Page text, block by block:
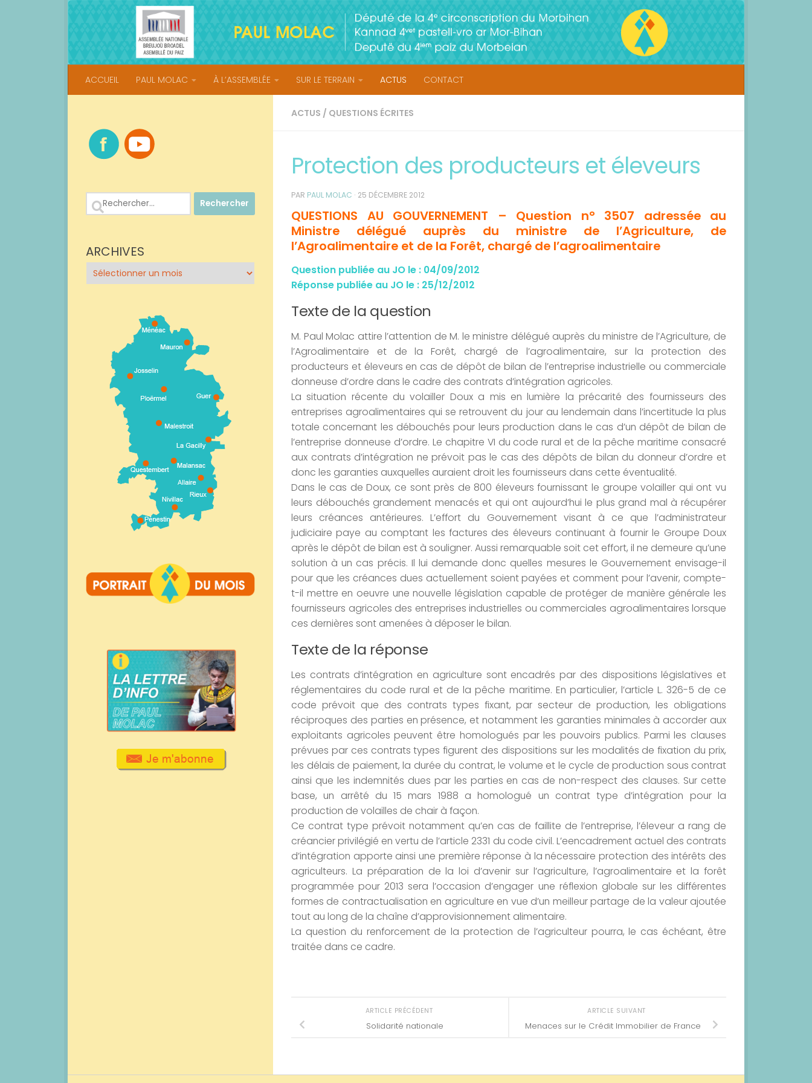
Skip to content
ACCUEIL PAUL MOLAC À L’ASSEMBLÉE SUR LE TERRAIN ACTUS CONTACT
ACTUS / QUESTIONS ÉCRITES
Protection des producteurs et éleveurs
PAR PAUL MOLAC · 25 DÉCEMBRE 2012
QUESTIONS AU GOUVERNEMENT – Question n° 3507 adressée au
Ministre délégué auprès du ministre de l’Agriculture, de
l’Agroalimentaire et de la Forêt, chargé de l’agroalimentaire
Question publiée au JO le : 04/09/2012
Réponse publiée au JO le : 25/12/2012
Texte de la question
M. Paul Molac attire l’attention de M. le ministre délégué auprès du ministre de l’Agriculture, de
l’Agroalimentaire et de la Forêt, chargé de l’agroalimentaire, sur la protection des
producteurs et éleveurs en cas de dépôt de bilan de l’entreprise industrielle ou commerciale
donneuse d’ordre dans le cadre des contrats d’intégration agricoles.
La situation récente du volailler Doux a mis en lumière la précarité des fournisseurs des
entreprises agroalimentaires qui se retrouvent du jour au lendemain dans l’incertitude la plus
totale concernant les débouchés pour leurs production dans le cas d’un dépôt de bilan de
l’entreprise donneuse d’ordre. Le chapitre VI du code rural et de la pêche maritime consacré
aux contrats d’intégration ne prévoit pas le cas des dépôts de bilan du donneur d’ordre et
donc les garanties auxquelles auraient droit les fournisseurs dans cette éventualité.
Dans le cas de Doux, ce sont près de 800 éleveurs fournissant le groupe volailler qui ont vu
leurs débouchés grandement menacés et qui ont aujourd’hui le plus grand mal à récupérer
leurs créances antérieures. L’effort du Gouvernement visant à ce que l’administrateur
judiciaire paye au comptant les factures des éleveurs continuant à fournir le Groupe Doux
après le dépôt de bilan est à souligner. Aussi remarquable soit cet effort, il ne demeure qu’une
solution à un cas précis. Il lui demande donc quelles mesures le Gouvernement envisage-il
pour que les créances dues actuellement soient payées et comment pour l’avenir, compte-
t-il mettre en oeuvre une nouvelle législation capable de protéger de manière générale les
fournisseurs agricoles des entreprises industrielles ou commerciales agroalimentaires lorsque
ces dernières sont amenées à déposer le bilan.
Texte de la réponse
Les contrats d’intégration en agriculture sont encadrés par des dispositions législatives et
réglementaires du code rural et de la pêche maritime. En particulier, l’article L. 326-5 de ce
code prévoit que des contrats types fixant, par secteur de production, les obligations
réciproques des parties en présence, et notamment les garanties minimales à accorder aux
exploitants agricoles peuvent être homologués par les pouvoirs publics. Parmi les clauses
prévues par ces contrats types figurent des dispositions sur les modalités de fixation du prix,
les délais de paiement, la durée du contrat, le volume et le cycle de production sous contrat
ainsi que les indemnités dues par les parties en cas de non-respect des clauses. Sur cette
base, un arrêté du 15 mars 1988 a homologué un contrat type d’intégration pour la
production de volailles de chair à façon.
Ce contrat type prévoit notamment qu’en cas de faillite de l’entreprise, l’éleveur a rang de
créancier privilégié en vertu de l’article 2331 du code civil. L’eencadrement actuel des contrats
d’intégration apporte ainsi une première réponse à la nécessaire protection des intérêts des
agriculteurs. La préparation de la loi d’avenir sur l’agriculture, l’agroalimentaire et la forêt
programmée pour 2013 sera l’occasion d’engager une réflexion globale sur les différentes
formes de contractualisation en agriculture en vue d’un meilleur partage de la valeur ajoutée
tout au long de la chaîne d’approvisionnement alimentaire.
La question du renforcement de la protection de l’agriculteur pourra, le cas échéant, être
traitée dans ce cadre.
ARTICLE SUIVANT
Menaces sur le Crédit Immobilier de France
ARTICLE PRÉCÉDENT
Solidarité nationale
Rechercher :
ARCHIVES
Archives